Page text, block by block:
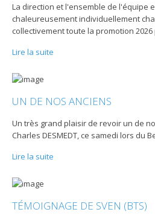
La direction et l'ensemble de l'équipe
chaleureusement individuellement
collectivement toute la promotion 2026
Lire la suite
UN DE NOS ANCIENS
Un très grand plaisir de revoir un de
Charles DESMEDT, ce samedi lors du
Lire la suite
TÉMOIGNAGE DE SVEN (BTS)